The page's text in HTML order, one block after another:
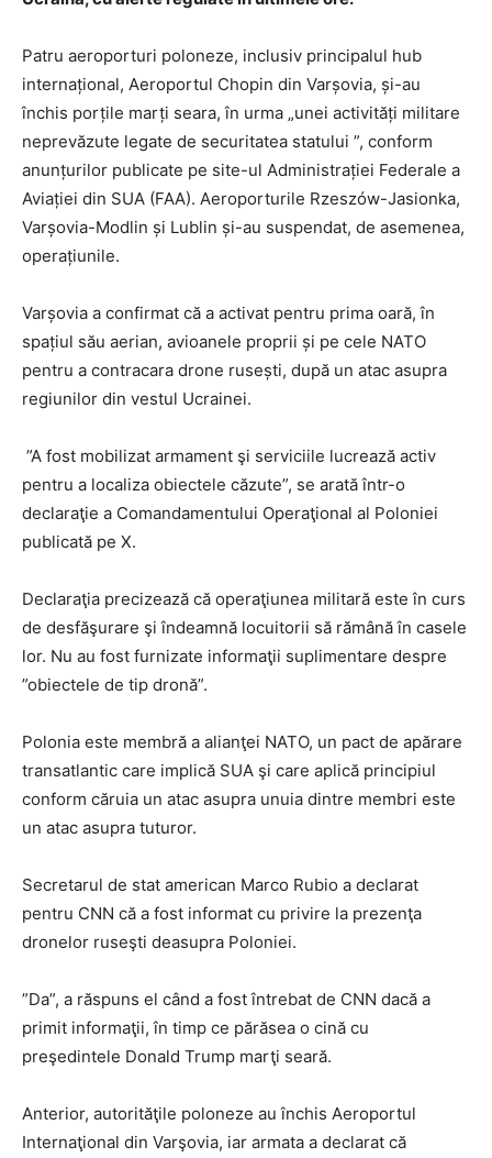
Patru aeroporturi poloneze, inclusiv principalul hub
internațional, Aeroportul Chopin din Varșovia, și-au
închis porțile marți seara, în urma „unei activități militare
neprevăzute legate de securitatea statului ”, conform
anunțurilor publicate pe site-ul Administrației Federale a
Aviației din SUA (FAA). Aeroporturile Rzeszów-Jasionka,
Varșovia-Modlin și Lublin și-au suspendat, de asemenea,
operațiunile.
Varșovia a confirmat că a activat pentru prima oară, în
spațiul său aerian, avioanele proprii și pe cele NATO
pentru a contracara drone rusești, după un atac asupra
regiunilor din vestul Ucrainei.
”A fost mobilizat armament şi serviciile lucrează activ
pentru a localiza obiectele căzute”, se arată într-o
declaraţie a Comandamentului Operaţional al Poloniei
publicată pe X.
Declaraţia precizează că operaţiunea militară este în curs
de desfăşurare şi îndeamnă locuitorii să rămână în casele
lor. Nu au fost furnizate informaţii suplimentare despre
”obiectele de tip dronă”.
Polonia este membră a alianţei NATO, un pact de apărare
transatlantic care implică SUA şi care aplică principiul
conform căruia un atac asupra unuia dintre membri este
un atac asupra tuturor.
Secretarul de stat american Marco Rubio a declarat
pentru CNN că a fost informat cu privire la prezenţa
dronelor ruseşti deasupra Poloniei.
”Da”, a răspuns el când a fost întrebat de CNN dacă a
primit informaţii, în timp ce părăsea o cină cu
preşedintele Donald Trump marţi seară.
Anterior, autorităţile poloneze au închis Aeroportul
Internaţional din Varşovia, iar armata a declarat că